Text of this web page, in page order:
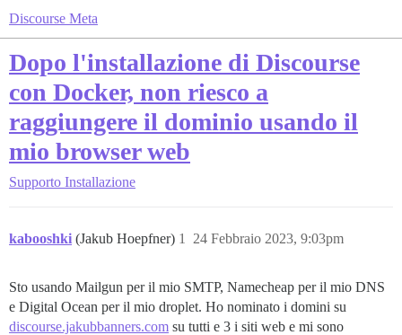
Discourse Meta
Dopo l'installazione di Discourse
con Docker, non riesco a
raggiungere il dominio usando il
mio browser web
Supporto Installazione
kabooshki (Jakub Hoepfner) 24 Febbraio 2023, 9:03pm
1
Sto usando Mailgun per il mio SMTP, Namecheap per il mio DNS
e Digital Ocean per il mio droplet. Ho nominato i domini su
discourse.jakubbanners.com su tutti e 3 i siti web e mi sono